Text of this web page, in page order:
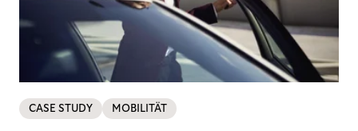
CASE STUDY MOBILITÄT